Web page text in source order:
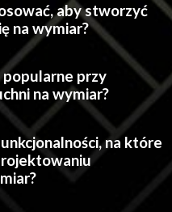
aby stworzyć
na wymiar?
popularne przy
na wymiar?
na które